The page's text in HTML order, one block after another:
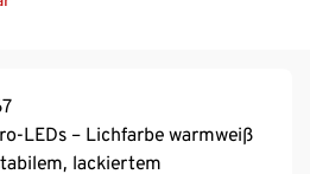
LEDs – Lichfarbe warmweiß
lackiertem